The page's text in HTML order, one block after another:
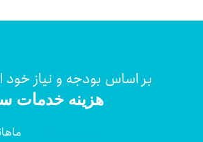
بر اساس بودجه و نیاز خود
هزینه خدمات
ماهانه